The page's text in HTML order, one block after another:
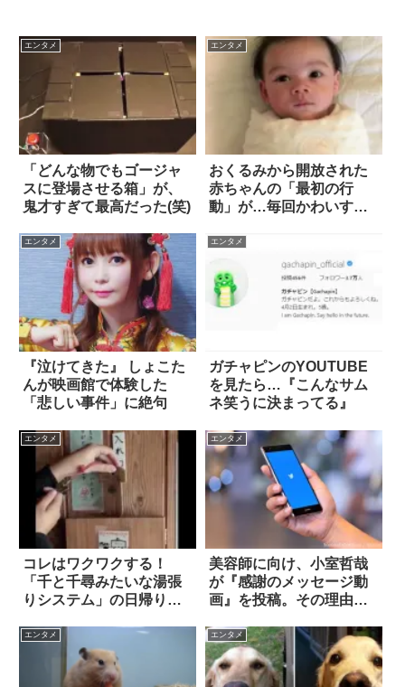
エンタメ
「どんな物でもゴージャ
スに登場させる箱」が、
鬼才すぎて最高だった(笑)
エンタメ
おくるみから開放された
赤ちゃんの「最初の行
動」が…毎回かわいすぎ
エンタメ
『泣けてきた』 しょこた
んが映画館で体験した
「悲しい事件」に絶句
エンタメ
ガチャピンのYOUTUBE
を見たら…『こんなサム
ネ笑うに決まってる』
エンタメ
コレはワクワクする！
「千と千尋みたいな湯張
りシステム」の日帰り湯
エンタメ
美容師に向け、小室哲哉
が『感謝のメッセージ動
画』を投稿。その理由
エンタメ エンタメ